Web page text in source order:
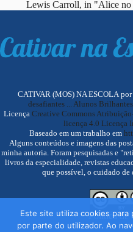
Lewis Carroll, in "Alice no
CATIVAR (MOS) NA ESCOLA por
desafiantes ... Alunos Brilhantes
LicençaCreative Commons
licença 4.0 Licença
Baseado em um trabalho em
Alguns conteúdos e imagens das
minha autoria. Foram pesquisadas e
livros da especialidade, revistas
que possível, o cuidado de
Política de
Este site utiliza cookies para
por parte do utilizador. Ao